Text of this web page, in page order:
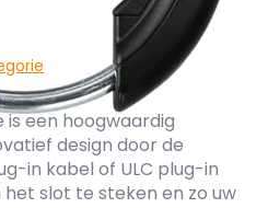
is een hoogwaardig
design door de
in kabel of ULC plug-in
slot te steken en zo uw